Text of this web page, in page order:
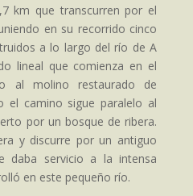
km que transcurren por el
en su recorrido cinco
a lo largo del río de A
lineal que comienza en el
al molino restaurado de
el camino sigue paralelo al
por un bosque de ribera.
y discurre por un antiguo
daba servicio a la intensa
en este pequeño río.